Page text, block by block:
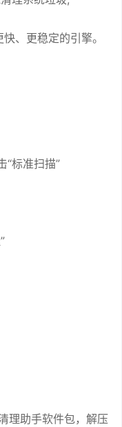
、更稳定的引擎。
“标准扫描”
理助手软件包，解压